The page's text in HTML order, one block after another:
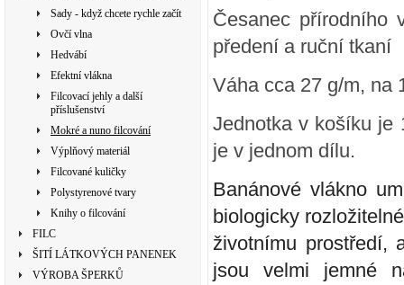
Sady - když chcete rychle začít
Ovčí vlna
Hedvábí
Efektní vlákna
Filcovací jehly a další
příslušenství
Mokré a nuno filcování
Výplňový materiál
Filcované kuličky
Polystyrenové tvary
Knihy o filcování
FILC
ŠITÍ LÁTKOVÝCH PANENEK
VÝROBA ŠPERKŮ
Česanec přírodního
předení a ruční tkaní
Váha cca 27 g/m, na
Jednotka v košíku je
je v jednom dílu.
Banánové vlákno
biologicky
životnímu prostředí,
jsou velmi jemné